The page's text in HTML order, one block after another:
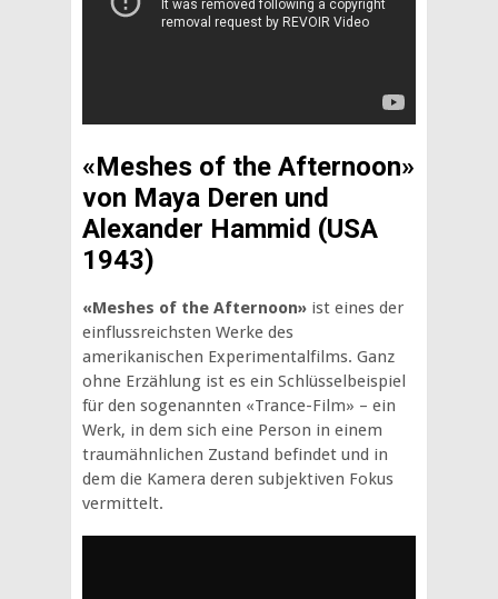
«Meshes of the Afternoon»
von Maya Deren und
Alexander Hammid (USA
1943)
«Meshes of the Afternoon» ist eines der
einflussreichsten Werke des
amerikanischen Experimentalfilms. Ganz
ohne Erzählung ist es ein Schlüsselbeispiel
für den sogenannten «Trance-Film» – ein
Werk, in dem sich eine Person in einem
traumähnlichen Zustand befindet und in
dem die Kamera deren subjektiven Fokus
vermittelt.